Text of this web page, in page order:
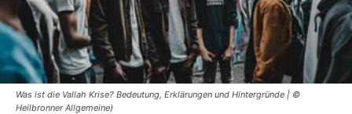
Was ist die Vallah Krise? Bedeutung, Erklärungen und Hintergründe | ©
Heilbronner Allgemeine)